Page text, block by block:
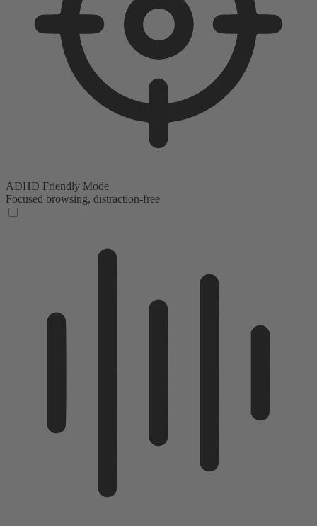
ADHD Friendly Mode
Focused browsing, distraction-free